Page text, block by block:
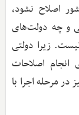
اصلاح نشود،
و چه دولت‌های
زیرا دولتی
اصلاحات
در مرحله اجرا با